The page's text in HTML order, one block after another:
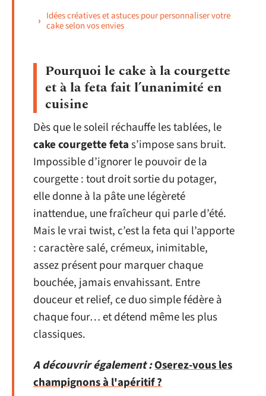
Idées créatives et astuces pour personnaliser votre
cake selon vos envies
Pourquoi le cake à la courgette
et à la feta fait l’unanimité en
cuisine
Dès que le soleil réchauffe les tablées, le
cake courgette fetas’impose sans bruit.
Impossible d’ignorer le pouvoir de la
courgette : tout droit sortie du potager,
elle donne à la pâte une légèreté
inattendue, une fraîcheur qui parle d’été.
Mais le vrai twist, c’est la feta qui l’apporte
: caractère salé, crémeux, inimitable,
assez présent pour marquer chaque
bouchée, jamais envahissant. Entre
douceur et relief, ce duo simple fédère à
chaque four… et détend même les plus
classiques.
A découvrir également :Oserez-vous les
champignons à l'apéritif ?